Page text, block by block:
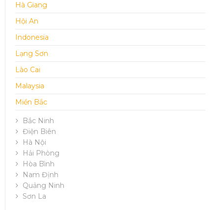
Hà Giang
Hội An
Indonesia
Lạng Sơn
Lào Cai
Malaysia
Miền Bắc
Bắc Ninh
Điện Biên
Hà Nội
Hải Phòng
Hòa Bình
Nam Định
Quảng Ninh
Sơn La